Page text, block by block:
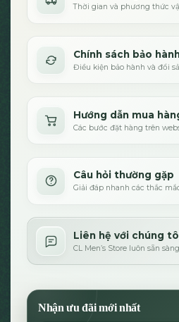
Thời gian và phương thức
Chính sách bảo
Điều kiện bảo hành và đổi
Hướng dẫn mua
Các bước đặt hàng trên
Câu hỏi thường gặp
Giải đáp nhanh các thắc
Liên hệ với chúng
CL Men’s Store luôn sẵn
Nhận ưu đãi mới nhất